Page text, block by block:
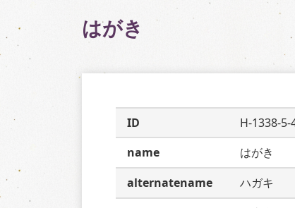
はがき
ID
H-1338-5-
name
はがき
alternatename
ハガキ